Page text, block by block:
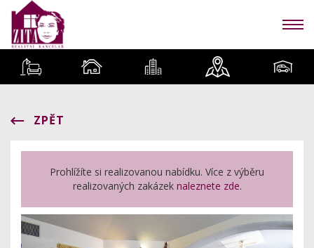
ZPĚT
Prohlížíte si realizovanou nabídku. Více z výběru
realizovaných zakázek naleznete zde.